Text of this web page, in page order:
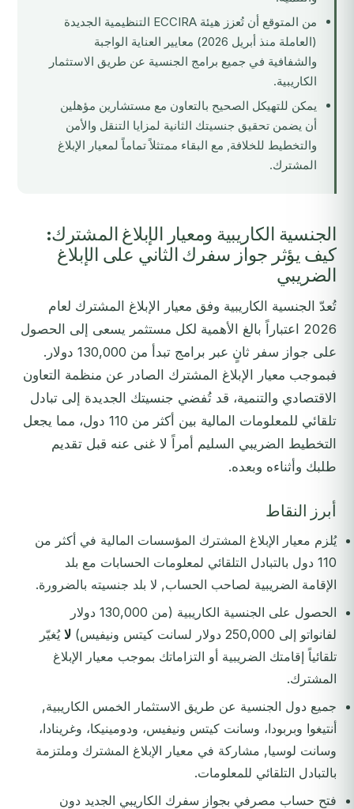
من المتوقع أن تُعزز هيئة ECCIRA التنظيمية الجديدة
(العاملة منذ أبريل 2026) معايير العناية الواجبة
والشفافية في جميع برامج الجنسية عن طريق الاستثمار
الكاريبية.
يمكن للتهيكل الصحيح بالتعاون مع مستشارين مؤهلين
أن يضمن تحقيق جنسيتك الثانية لمزايا التنقل والأمن
والتخطيط للخلافة, مع البقاء ممتثلاً تماماً لمعيار الإبلاغ
المشترك.
الجنسية الكاريبية ومعيار الإبلاغ المشترك:
كيف يؤثر جواز سفرك الثاني على الإبلاغ
الضريبي
تُعدّ الجنسية الكاريبية وفق معيار الإبلاغ المشترك لعام
2026 اعتباراً بالغ الأهمية لكل مستثمر يسعى إلى الحصول
على جواز سفر ثانٍ عبر برامج تبدأ من 130,000 دولار.
فبموجب معيار الإبلاغ المشترك الصادر عن منظمة التعاون
الاقتصادي والتنمية، قد تُفضي جنسيتك الجديدة إلى تبادل
تلقائي للمعلومات المالية بين أكثر من 110 دول، مما يجعل
التخطيط الضريبي السليم أمراً لا غنى عنه قبل تقديم
طلبك وأثناءه وبعده.
أبرز النقاط
يُلزم معيار الإبلاغ المشترك المؤسسات المالية في أكثر من
110 دول بالتبادل التلقائي لمعلومات الحسابات مع بلد
الإقامة الضريبية لصاحب الحساب, لا بلد جنسيته بالضرورة.
الحصول على الجنسية الكاريبية (من 130,000 دولار
لفانواتو إلى 250,000 دولار لسانت كيتس ونيفيس)
لا يُغيّر
تلقائياً إقامتك الضريبية أو التزاماتك بموجب معيار الإبلاغ
المشترك.
جميع دول الجنسية عن طريق الاستثمار الخمس الكاريبية,
أنتيغوا وبربودا، وسانت كيتس ونيفيس، ودومينيكا، وغرينادا،
وسانت لوسيا, مشاركة في معيار الإبلاغ المشترك وملتزمة
بالتبادل التلقائي للمعلومات.
فتح حساب مصرفي بجواز سفرك الكاريبي الجديد دون